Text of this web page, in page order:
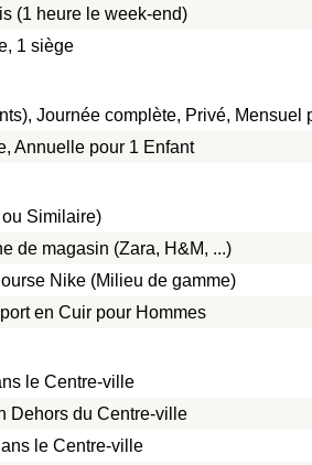
(1 heure le week-end)
1 siège
Journée complète, Privé, Mensuel
Annuelle pour 1 Enfant
Similaire)
de magasin (Zara, H&M, ...)
Nike (Milieu de gamme)
en Cuir pour Hommes
le Centre-ville
Dehors du Centre-ville
le Centre-ville